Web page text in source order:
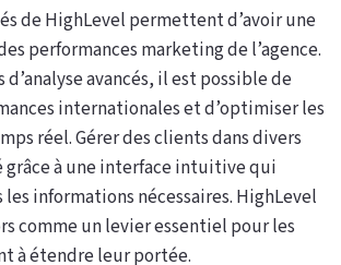
de HighLevel permettent d’avoir une
performances marketing de l’agence.
d’analyse avancés, il est possible de
internationales et d’optimiser les
réel. Gérer des clients dans divers
grâce à une interface intuitive qui
informations nécessaires. HighLevel
comme un levier essentiel pour les
à étendre leur portée.